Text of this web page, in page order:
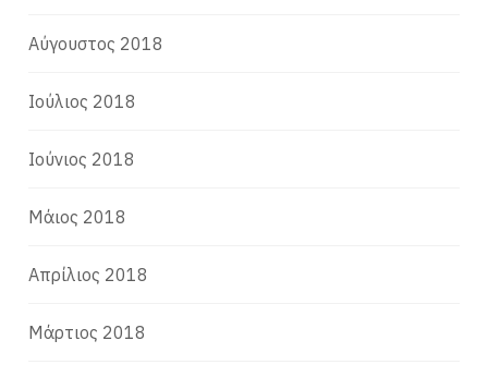
Αύγουστος 2018
Ιούλιος 2018
Ιούνιος 2018
Μάιος 2018
Απρίλιος 2018
Μάρτιος 2018